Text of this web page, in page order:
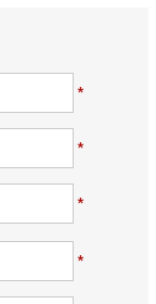
*
*
*
*